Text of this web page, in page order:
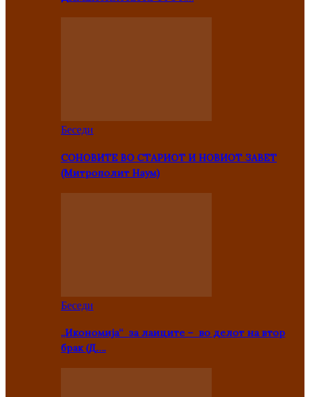
Беседи
СОНОВИТЕ ВО СТАРИОТ И НОВИОТ ЗАВЕТ
(Митрополит Наум)
Беседи
„Икономија“ за лаиците – во делот на втор
брак (Д….